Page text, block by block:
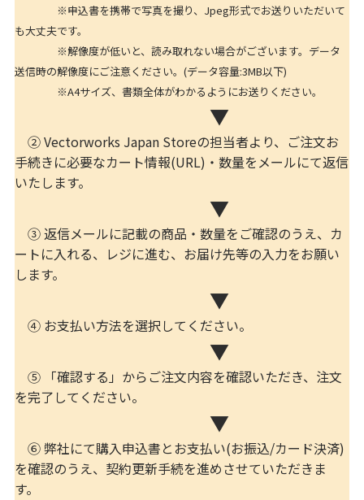
※申込書を携帯で写真を撮り、Jpeg形式でお送りいただいて
も大丈夫です。
※解像度が低いと、読み取れない場合がございます。データ
送信時の解像度にご注意ください。(データ容量:3MB以下)
※A4サイズ、書類全体がわかるようにお送りください。
▼
② Vectorworks Japan Storeの担当者より、ご注文お
手続きに必要なカート情報(URL)・数量をメールにて返信
いたします。
▼
③ 返信メールに記載の商品・数量をご確認のうえ、カ
ートに入れる、レジに進む、お届け先等の入力をお願い
します。
▼
④ お支払い方法を選択してください。
▼
⑤ 「確認する」からご注文内容を確認いただき、注文
を完了してください。
▼
⑥ 弊社にて購入申込書とお支払い(お振込/カード決済)
を確認のうえ、契約更新手続を進めさせていただきま
す。